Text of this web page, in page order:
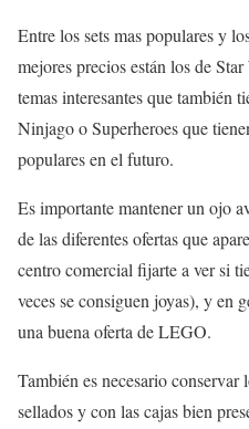
Entre los sets mas populares y
mejores precios están los de
temas interesantes que también
Ninjago o Superheroes que
populares en el futuro.
Es importante mantener un ojo
de las diferentes ofertas que
centro comercial fijarte a ver si
veces se consiguen joyas), y en
una buena oferta de LEGO.
También es necesario conservar
sellados y con las cajas bien